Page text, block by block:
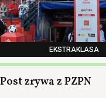
EKSTRAKLASA
zrywa z PZPN